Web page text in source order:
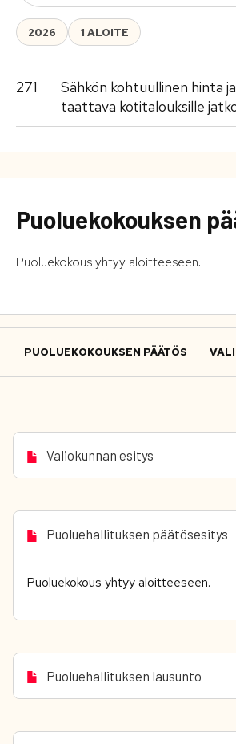
2026 1 ALOITE
271
Sähkön kohtuullinen hinta
taattava kotitalouksille
Puoluekokouksen
Puoluekokous yhtyy aloitteeseen.
PUOLUEKOKOUKSEN PÄÄTÖS
Valiokunnan esitys
Puoluehallituksen päätösesitys
Puoluekokous yhtyy aloitteeseen.
Puoluehallituksen lausunto